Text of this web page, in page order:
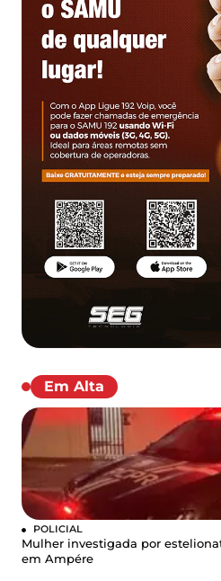
Em Alta
POLICIAL
Mulher investigada por
em Ampére